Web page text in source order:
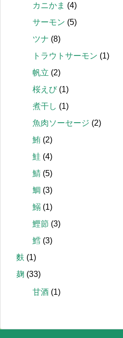
カニかま (4)
サーモン (5)
ツナ (8)
トラウトサーモン (1)
帆立 (2)
桜えび(1)
煮干し (1)
魚肉ソーセージ (2)
鮪 (2)
鮭 (4)
鯖 (5)
鯛 (3)
鰯 (1)
鰹節 (3)
鱈 (3)
麩 (1)
麹 (33)
甘酒 (1)